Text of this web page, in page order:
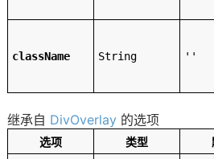
className String ''
继承自 DivOverlay的选项
选项 类型